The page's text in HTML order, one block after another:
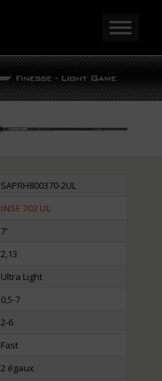
SAPRH800370-2UL
INSF 702 UL
7′
2,13
Ultra Light
0,5-7
2-6
Fast
2 égaux